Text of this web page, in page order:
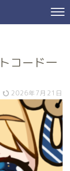
コード一
2026年7月21日